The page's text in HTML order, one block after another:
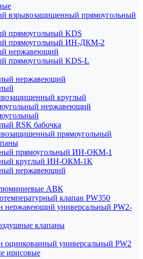
взрывозащищенный прямоугольный
прямоугольный KDS
прямоугольный ИН-ДКМ-2
нержавеющий
прямоугольный KDS-L
нержавеющий
круглый
нержавеющий
RSK бабочка
прямоугольный
прямоугольный ИН-ОКМ-1
круглый ИН-ОКМ-1К
нержавеющий
АВК
клапан PW350
нержавеющий универсальный PW2-
клапаны
оцинкованный универсальный PW2
ирисовые